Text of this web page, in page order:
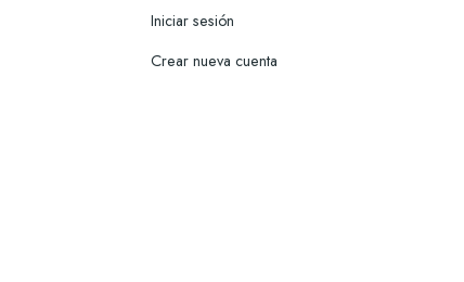
Iniciar sesión
Crear nueva cuenta